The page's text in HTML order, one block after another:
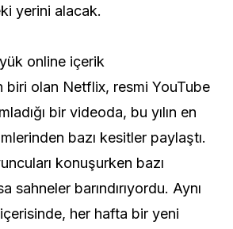
yerini alacak.
online içerik
biri olan Netflix, resmi YouTube
bir videoda, bu yılın en
bazı kesitler paylaştı.
konuşurken bazı
sahneler barındırıyordu. Aynı
her hafta bir yeni